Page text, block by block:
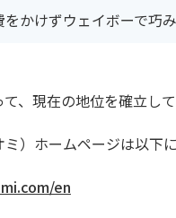
をかけずウェイボーで巧
、現在の地位を確立して
ミ）ホームページは以下
en